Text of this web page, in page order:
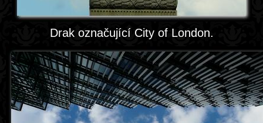
Drak označující City of London.